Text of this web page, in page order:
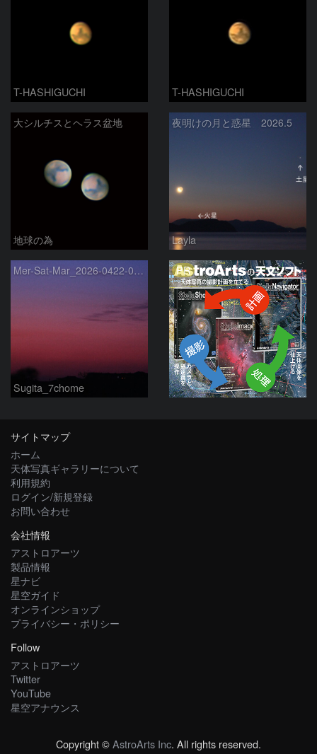
T-HASHIGUCHI T-HASHIGUCHI
大シルチスとヘラス盆地
地球の為
夜明けの月と惑星 2026.5
Layla
Mer-Sat-Mar_2026-0422-0430
Sugita_7chome
PR
サイトマップ
ホーム
天体写真ギャラリーについて
利用規約
ログイン/新規登録
お問い合わせ
会社情報
アストロアーツ
製品情報
星ナビ
星空ガイド
オンラインショップ
プライバシー・ポリシー
Follow
アストロアーツ
Twitter
YouTube
星空アナウンス
Copyright ©AstroArts Inc. All rights reserved.